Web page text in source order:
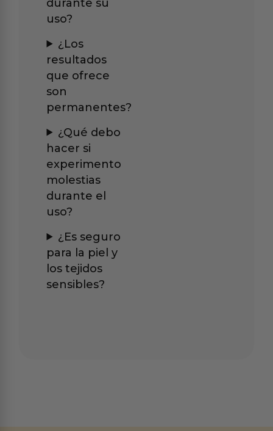
durante su
uso?
¿Los
resultados
que ofrece
son
permanentes?
¿Qué debo
hacer si
experimento
molestias
durante el
uso?
¿Es seguro
para la piel y
los tejidos
sensibles?